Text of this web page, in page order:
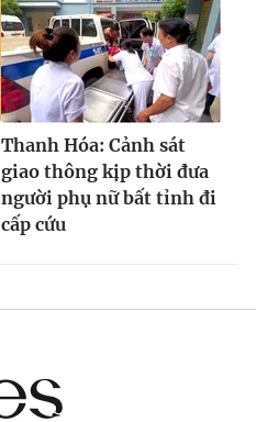
Thanh Hóa: Cảnh sát
giao thông kịp thời đưa
người phụ nữ bất tỉnh đi
cấp cứu